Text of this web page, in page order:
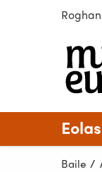
Scipeáil chuig ábhar
Baile